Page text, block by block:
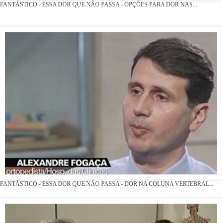
FANTÁSTICO - ESSA DOR QUE NÃO PASSA - OPÇÕES PARA DOR NAS...
FANTÁSTICO - ESSA DOR QUE NÃO PASSA - DOR NA COLUNA VERTEBRAL...